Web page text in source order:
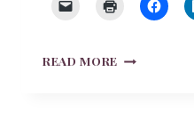
READ MORE